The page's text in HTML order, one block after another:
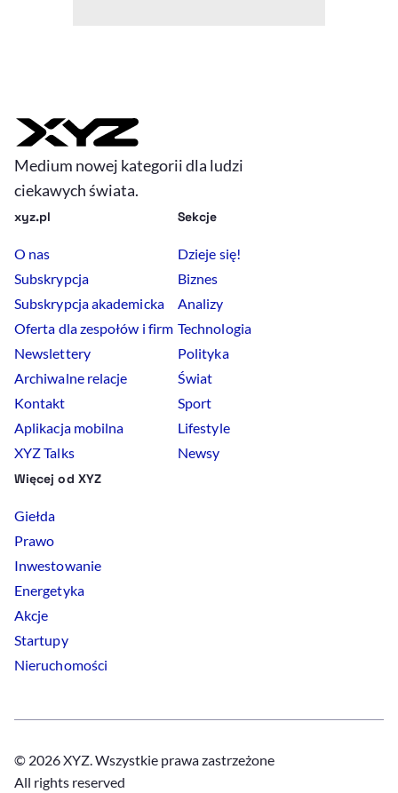
Medium nowej kategorii dla ludzi
ciekawych świata.
xyz.pl
O nas
Subskrypcja
Subskrypcja akademicka
Oferta dla zespołów i firm
Newslettery
Archiwalne relacje
Kontakt
Aplikacja mobilna
XYZ Talks
Sekcje
Dzieje się!
Biznes
Analizy
Technologia
Polityka
Świat
Sport
Lifestyle
Newsy
Więcej od XYZ
Giełda
Prawo
Inwestowanie
Energetyka
Akcje
Startupy
Nieruchomości
© 2026 XYZ. Wszystkie prawa zastrzeżone
All rights reserved